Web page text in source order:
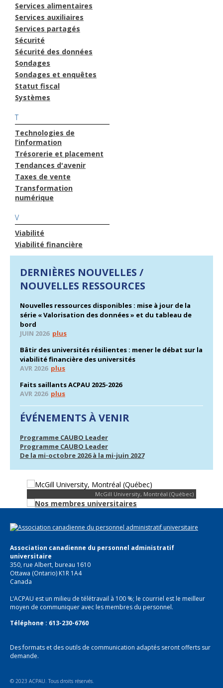
Services alimentaires
Services auxiliaires
Services partagés
Sécurité
Sécurité des données
Sondages
Sondages et enquêtes
Statut fiscal
Systèmes
T
Technologies de
l’information
Trésorerie et placement
Tendances d'avenir
Taxes de vente
Transformation
numérique
V
Viabilité
Viabilité financière
DERNIÈRES NOUVELLES /
NOUVELLES RESSOURCES
Nouvelles ressources disponibles : mise à jour de la
série « Valorisation des données » et du tableau de
bord
JUIN 2026 plus
Bâtir des universités résilientes : mener le débat sur la
viabilité financière des universités
AVR 2026 plus
Faits saillants ACPAU 2025-2026
AVR 2026 plus
ÉVÉNEMENTS À VENIR
Programme CAUBO Leader
Programme CAUBO Leader
De la mi-octobre 2026 à la mi-juin 2027
McGill University, Montréal (Québec)
Association canadienne du personnel administratif
universitaire
350, rue Albert, bureau 1610
Ottawa (Ontario) K1R 1A4
Canada
L’ACPAU est un milieu de télétravail à 100 %; le courriel est le meilleur
moyen de communiquer avec les membres du personnel.
Téléphone : 613-230-6760
Des formats et des outils de communication adaptés seront offerts sur
demande.
© 2023 ACPAU. Tous droits réservés.